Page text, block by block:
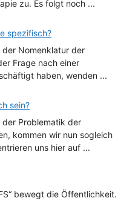
zu. Es folgt noch ...
spezifisch?
der Nomenklatur der
Frage nach einer
haben, wenden ...
sein?
der Problematik der
kommen wir nun sogleich
uns hier auf ...
bewegt die Öffentlichkeit.